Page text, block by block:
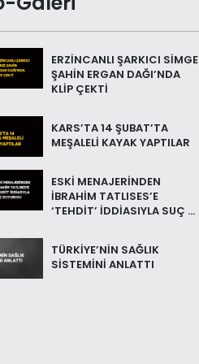
ERZİNCANLI ŞARKICI SİMGE
ŞAHİN ERGAN DAĞI’NDA
KLİP ÇEKTİ
KARS’TA 14 ŞUBAT’TA
MEŞALELİ KAYAK YAPTILAR
ESKİ MENAJERİNDEN
İBRAHİM TATLISES’E
‘TEHDİT’ İDDİASIYLA SUÇ ...
TÜRKİYE’NİN SAĞLIK
SİSTEMİNİ ANLATTI